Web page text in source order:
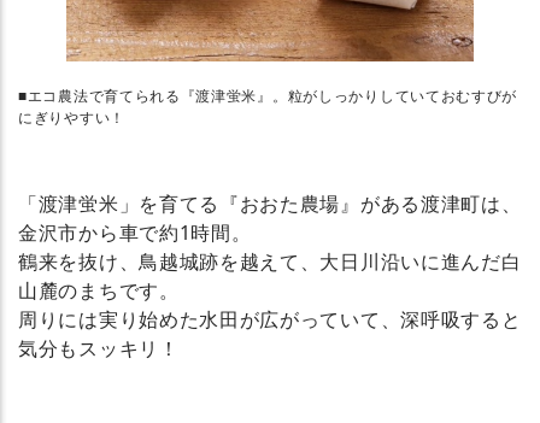
■エコ農法で育てられる『渡津蛍米』。粒がしっかりしていておむすびが
にぎりやすい！
「渡津蛍米」を育てる『おおた農場』がある渡津町は、
金沢市から車で約1時間。
鶴来を抜け、鳥越城跡を越えて、大日川沿いに進んだ白
山麓のまちです。
周りには実り始めた水田が広がっていて、深呼吸すると
気分もスッキリ！